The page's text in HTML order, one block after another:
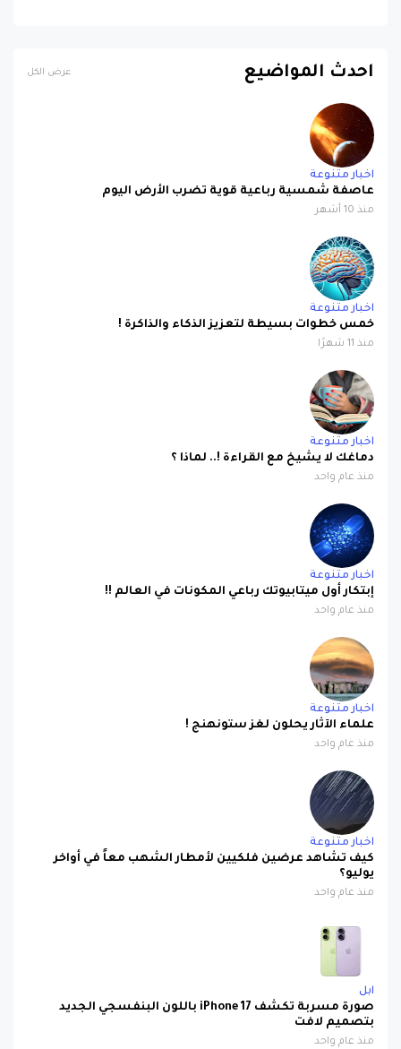
احدث المواضيع عرض الكل
اخبار متنوعة
عاصفة شمسية رباعية قوية تضرب الأرض اليوم
منذ 10 أشهر
اخبار متنوعة
خمس خطوات بسيطة لتعزيز الذكاء والذاكرة !
منذ 11 شهرًا
اخبار متنوعة
دماغك لا يشيخ مع القراءة !.. لماذا ؟
منذ عام واحد
اخبار متنوعة
إبتكار أول ميتابيوتك رباعي المكونات في العالم !!
منذ عام واحد
اخبار متنوعة
علماء الآثار يحلون لغز ستونهنج !
منذ عام واحد
اخبار متنوعة
كيف تشاهد عرضين فلكيين لأمطار الشهب معاً في أواخر
يوليو؟
منذ عام واحد
ابل
صورة مسربة تكشف iPhone 17 باللون البنفسجي الجديد
بتصميم لافت
منذ عام واحد